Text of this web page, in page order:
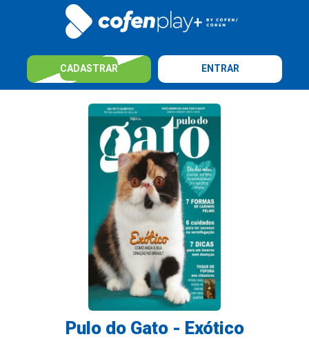
CADASTRAR ENTRAR
Pulo do Gato - Exótico